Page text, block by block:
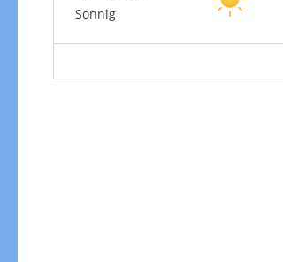
Sonnig